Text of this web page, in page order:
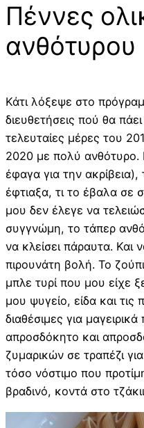
Πέννες
ανθότυρου
Κάτι λόξεψε στο
διευθετήσεις πού θα
τελευταίες μέρες του
2020 με πολύ ανθότυρο.
έφαγα για την ακρίβεια),
έφτιαξα, τι το έβαλα σε
μου δεν έλεγε να
συγγνώμη, το τάπερ
να κλείσει πάραυτα. Και
πιρουνάτη βολή. Το
μπλε τυρί που μου είχε
μου ψυγείο, είδα και τις
διαθέσιμες για
απροσδόκητο και
ζυμαρικών σε τραπέζι
τόσο νόστιμο που
βραδινό, κοντά στο